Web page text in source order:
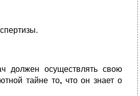
должен осуществлять свою
тайне то, что он знает о